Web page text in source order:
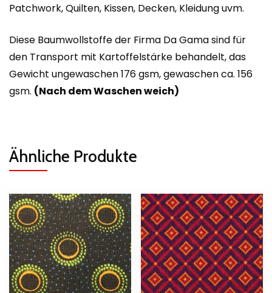
Patchwork, Quilten, Kissen, Decken, Kleidung uvm.
Diese Baumwollstoffe der Firma Da Gama sind für
den Transport mit Kartoffelstärke behandelt, das
Gewicht ungewaschen 176 gsm, gewaschen ca. 156
gsm. (Nach dem Waschen weich)
Ähnliche Produkte